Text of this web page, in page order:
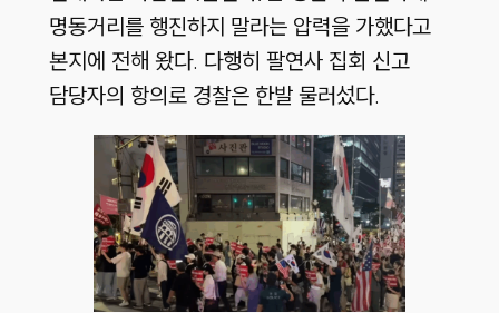
명동거리를 행진하지 말라는 압력을 가했다고
본지에 전해 왔다. 다행히 팔연사 집회 신고
담당자의 항의로 경찰은 한발 물러섰다.